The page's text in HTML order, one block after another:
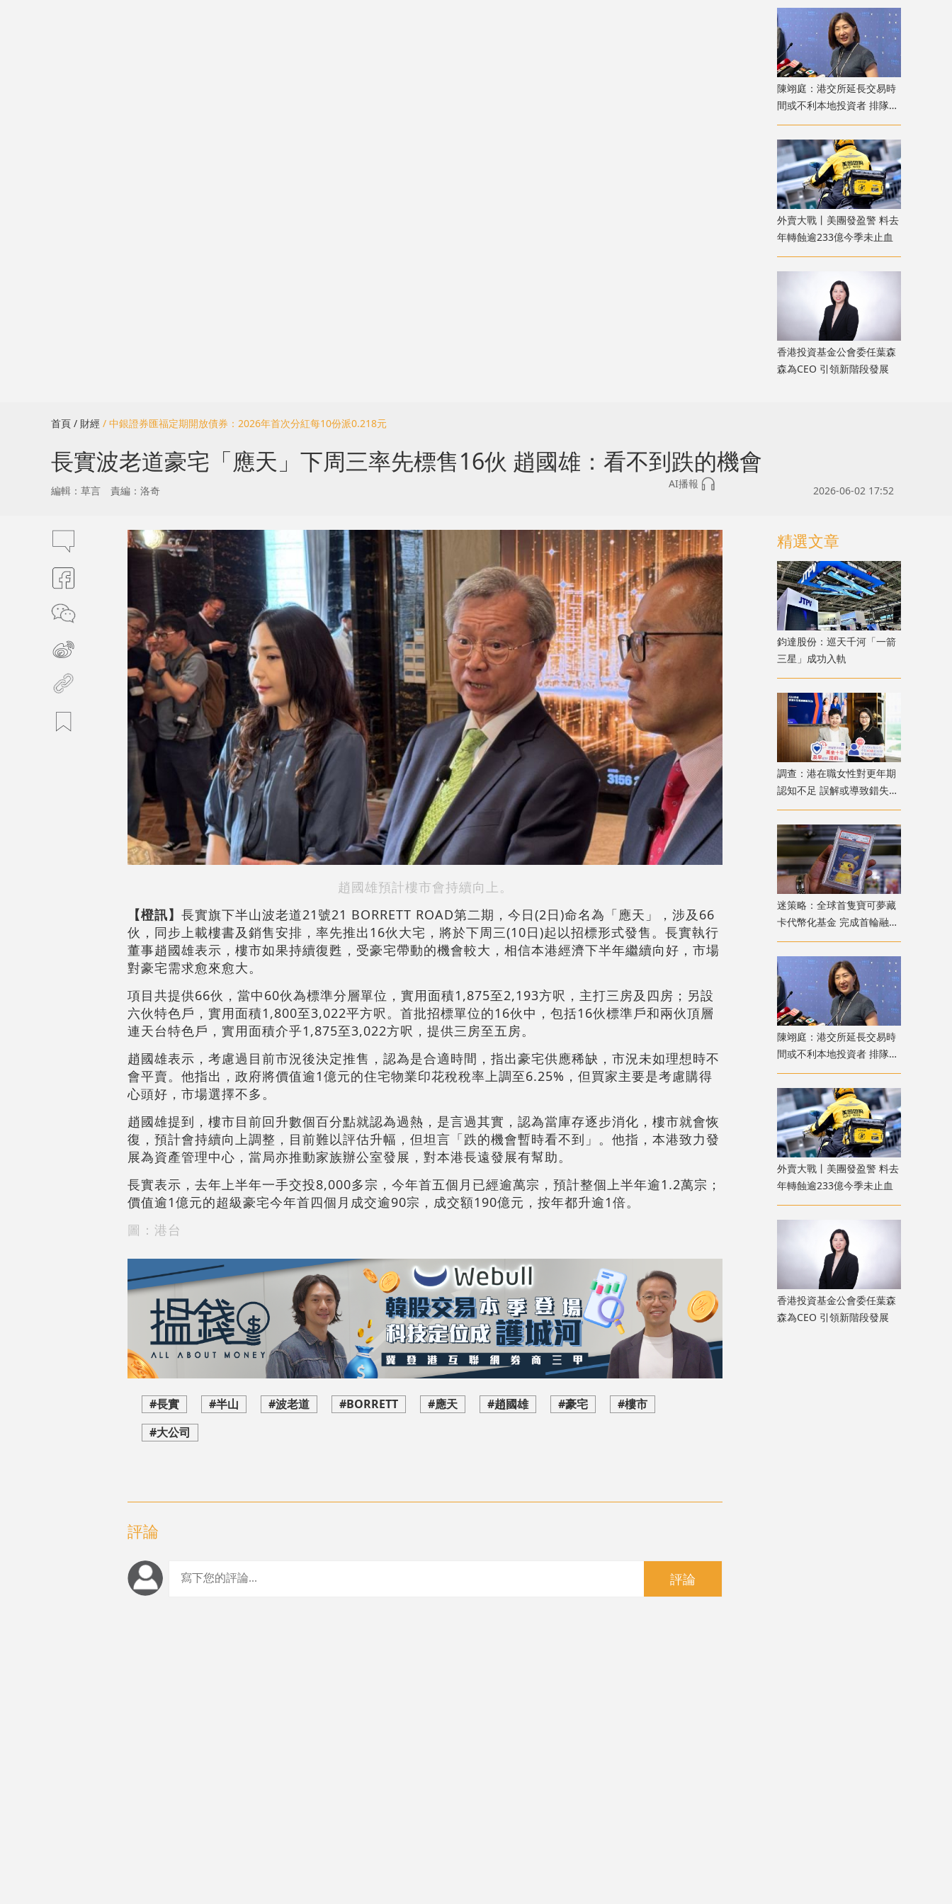
陳翊庭：港交所延長交易時
間或不利本地投資者 排隊上
市公司數量創新高
外賣大戰丨美團發盈警 料去
年轉蝕逾233億今季未止血
香港投資基金公會委任葉森
森為CEO 引領新階段發展
首頁 / 財經 / 中銀證券匯福定期開放債券：2026年首次分紅每10份派0.218元
長實波老道豪宅「應天」下周三率先標售16伙 趙國雄：看不到跌的機會
AI播報
編輯：草言 責編：洛奇 2026-06-02 17:52
趙國雄預計樓市會持續向上。
【橙訊】 長實旗下半山波老道21號21 BORRETT ROAD第二期，今日(2日)命名為「應天」，涉及66
伙，同步上載樓書及銷售安排，率先推出16伙大宅，將於下周三(10日)起以招標形式發售。長實執行
董事趙國雄表示，樓市如果持續復甦，受豪宅帶動的機會較大，相信本港經濟下半年繼續向好，市場
對豪宅需求愈來愈大。
項目共提供66伙，當中60伙為標準分層單位，實用面積1,875至2,193方呎，主打三房及四房；另設
六伙特色戶，實用面積1,800至3,022平方呎。首批招標單位的16伙中，包括16伙標準戶和兩伙頂層
連天台特色戶，實用面積介乎1,875至3,022方呎，提供三房至五房。
趙國雄表示，考慮過目前市況後決定推售，認為是合適時間，指出豪宅供應稀缺，市況未如理想時不
會平賣。他指出，政府將價值逾1億元的住宅物業印花稅稅率上調至6.25%，但買家主要是考慮購得
心頭好，市場選擇不多。
趙國雄提到，樓市目前回升數個百分點就認為過熱，是言過其實，認為當庫存逐步消化，樓市就會恢
復，預計會持續向上調整，目前難以評估升幅，但坦言「跌的機會暫時看不到」。他指，本港致力發
展為資產管理中心，當局亦推動家族辦公室發展，對本港長遠發展有幫助。
長實表示，去年上半年一手交投8,000多宗，今年首五個月已經逾萬宗，預計整個上半年逾1.2萬宗；
價值逾1億元的超級豪宅今年首四個月成交逾90宗，成交額190億元，按年都升逾1倍。
圖：港台
#長實 #半山 #波老道 #BORRETT #應天 #趙國雄 #豪宅
#樓市
#大公司
評論
評論
精選文章
鈞達股份：巡天千河「一箭
三星」成功入軌
調查：港在職女性對更年期
認知不足 誤解或導致錯失
「黃金預防期」
迷策略：全球首隻寶可夢藏
卡代幣化基金 完成首輪融資
兼獲超購
陳翊庭：港交所延長交易時
間或不利本地投資者 排隊上
市公司數量創新高
外賣大戰丨美團發盈警 料去
年轉蝕逾233億今季未止血
香港投資基金公會委任葉森
森為CEO 引領新階段發展